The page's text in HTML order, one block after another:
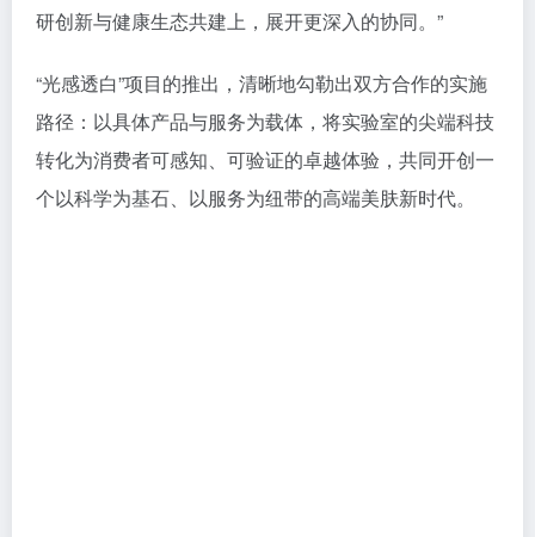
研创新与健康生态共建上，展开更深入的协同。”
“光感透白”项目的推出，清晰地勾勒出双方合作的实施
路径：以具体产品与服务为载体，将实验室的尖端科技
转化为消费者可感知、可验证的卓越体验，共同开创一
个以科学为基石、以服务为纽带的高端美肤新时代。